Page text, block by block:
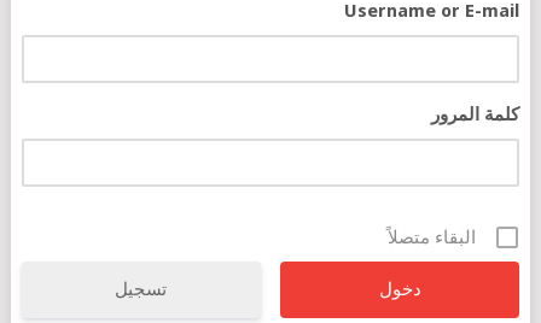
Username or E-mail
كلمة المرور
البقاء متصلاً
تسجيل